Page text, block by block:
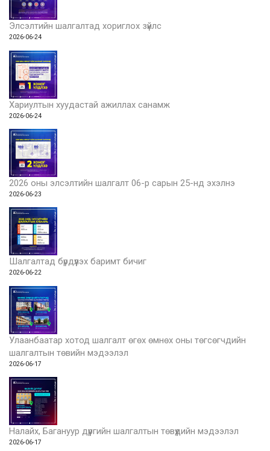
Элсэлтийн шалгалтад хориглох зүйлс
2026-06-24
Хариултын хуудастай ажиллах санамж
2026-06-24
2026 оны элсэлтийн шалгалт 06-р сарын 25-нд эхэлнэ
2026-06-23
Шалгалтад бүрдүүлэх баримт бичиг
2026-06-22
Улаанбаатар хотод шалгалт өгөх өмнөх оны төгсөгчдийн
шалгалтын төвийн мэдээлэл
2026-06-17
Налайх, Багануур дүүргийн шалгалтын төвүүдийн мэдээлэл
2026-06-17